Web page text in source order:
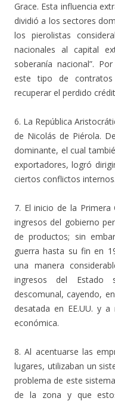
Grace. Esta influencia
dividió a los sectores
los pierolistas
nacionales al capital
soberanía nacional”.
este tipo de
recuperar el perdido
6. La República
de Nicolás de Piérola.
dominante, el cual
exportadores, logró
ciertos conflictos internos.
7. El inicio de la
ingresos del gobierno
de productos; sin
guerra hasta su fin en
una manera
ingresos del Estado
descomunal, cayendo,
desatada en EE.UU. y
económica.
8. Al acentuarse las
lugares, utilizaban un
problema de este
de la zona y que